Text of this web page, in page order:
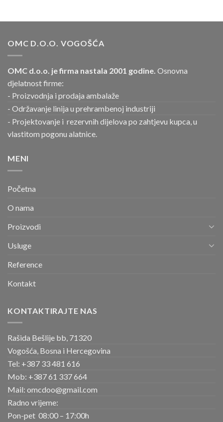
OMC D.O.O. VOGOŠĆA
OMC d.o.o. je firma nastala 2001 godine. Osnovna
djelatnost firme:
- Proizvodnja i prodaja ambalaže
- Održavanje linija u prehrambenoj industriji
- Projektovanje i rezervnih dijelova po zahtjevu kupca, u
vlastitom pogonu alatnice.
MENI
Početna
O nama
Proizvodi
Usluge
Reference
Kontakt
KONTAKTIRAJTE NAS
Rašida Bešlije bb, 71320
Vogošća, Bosna i Hercegovina
Tel: +387 33 481 616
Mob: +387 61 337 664
Mail: omcdoo@gmail.com
Radno vrijeme:
Pon-pet 08:00 – 17:00h